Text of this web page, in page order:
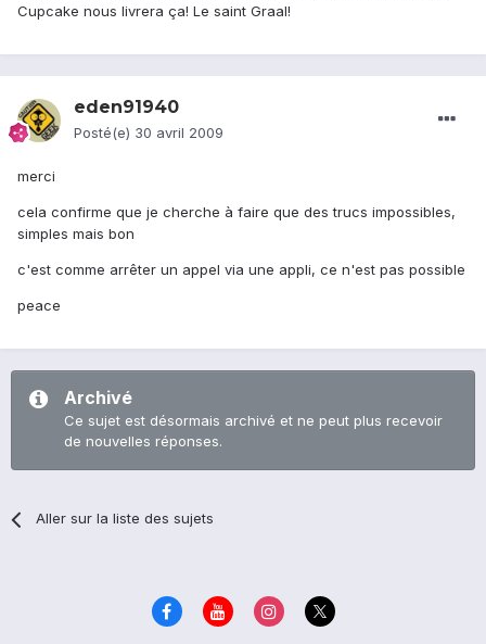
Cupcake nous livrera ça! Le saint Graal!
eden91940
Posté(e) 30 avril 2009
merci
cela confirme que je cherche à faire que des trucs impossibles,
simples mais bon
c'est comme arrêter un appel via une appli, ce n'est pas possible
peace
Archivé
Ce sujet est désormais archivé et ne peut plus recevoir
de nouvelles réponses.
Aller sur la liste des sujets